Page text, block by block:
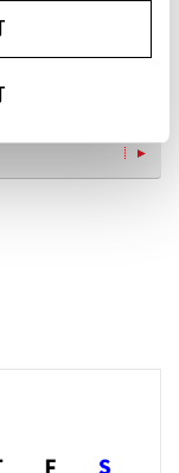
車検
ーナー